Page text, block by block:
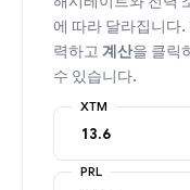
에 따라 달라집니다
력하고 계산을 클릭
수 있습니다.
XTM
PRL